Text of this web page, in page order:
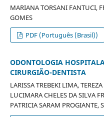
MARIANA TORSANI FANTUCI,
GOMES
PDF (Português (Brasil))
ODONTOLOGIA
CIRURGIÃO-DENTISTA
LARISSA TREBEKI LIMA,
LUCIMARA CHELES DA SILVA
PATRICIA SARAM PROGIANTE,